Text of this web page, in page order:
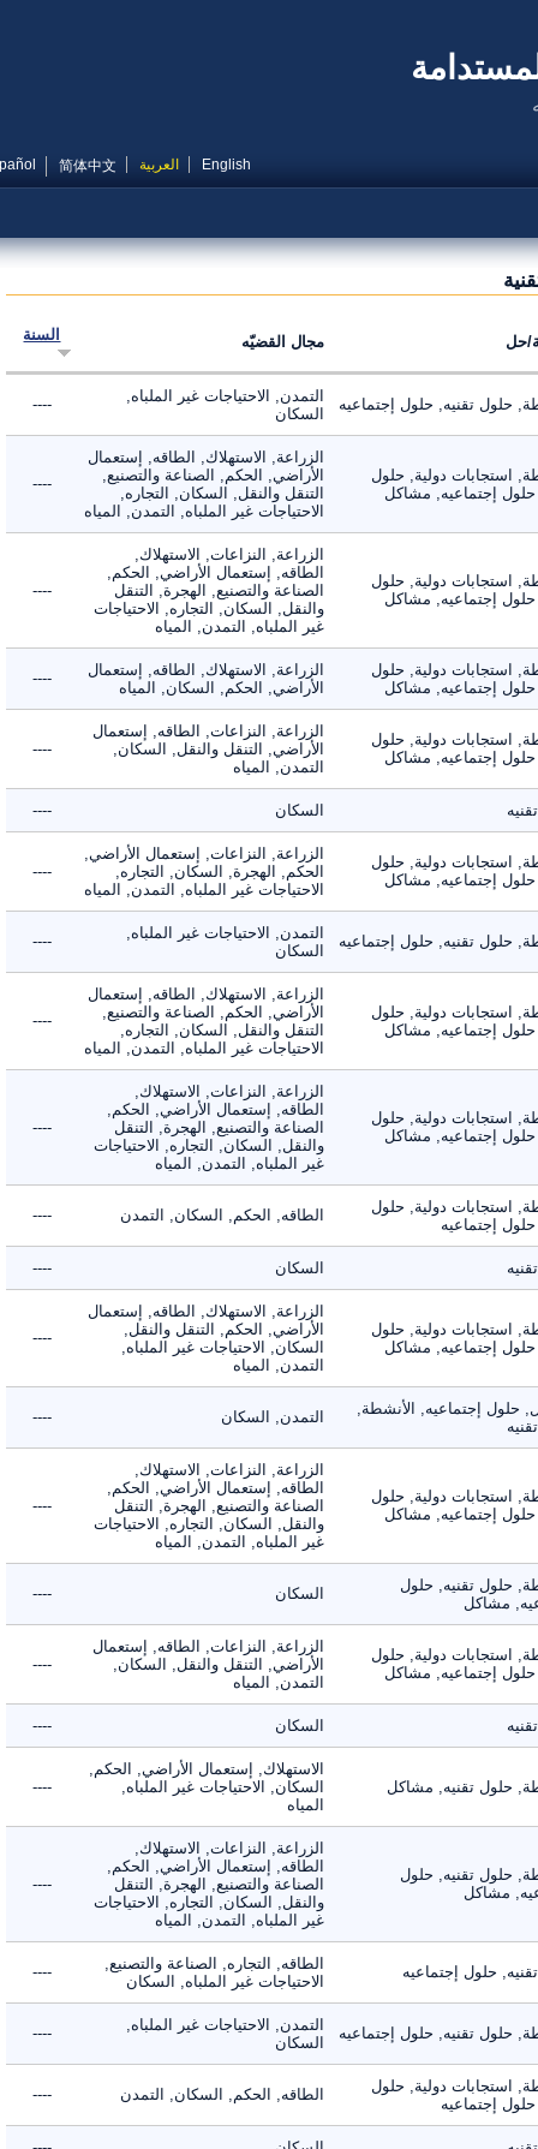
English العربية 简体中文
Español
مجال القضيّه السنة
حلول تقنيه, حلول إجتماعيه
التمدن, الاحتياجات غير الملباه,
السكان
----
استجابات دولية, حلول
إجتماعيه, مشاكل
الزراعة, الاستهلاك, الطاقه, إستعمال
الأراضي, الحكم, الصناعة والتصنيع,
التنقل والنقل, السكان, التجاره,
الاحتياجات غير الملباه, التمدن, المياه
----
استجابات دولية, حلول
إجتماعيه, مشاكل
الزراعة, النزاعات, الاستهلاك,
الطاقه, إستعمال الأراضي, الحكم,
الصناعة والتصنيع, الهجرة, التنقل
والنقل, السكان, التجاره, الاحتياجات
غير الملباه, التمدن, المياه
----
استجابات دولية, حلول
إجتماعيه, مشاكل
الزراعة, الاستهلاك, الطاقه, إستعمال
الأراضي, الحكم, السكان, المياه
----
استجابات دولية, حلول
إجتماعيه, مشاكل
الزراعة, النزاعات, الطاقه, إستعمال
الأراضي, التنقل والنقل, السكان,
التمدن, المياه
----
السكان ----
استجابات دولية, حلول
إجتماعيه, مشاكل
الزراعة, النزاعات, إستعمال الأراضي,
الحكم, الهجرة, السكان, التجاره,
الاحتياجات غير الملباه, التمدن, المياه
----
حلول تقنيه, حلول إجتماعيه
التمدن, الاحتياجات غير الملباه,
السكان
----
استجابات دولية, حلول
إجتماعيه, مشاكل
الزراعة, الاستهلاك, الطاقه, إستعمال
الأراضي, الحكم, الصناعة والتصنيع,
التنقل والنقل, السكان, التجاره,
الاحتياجات غير الملباه, التمدن, المياه
----
استجابات دولية, حلول
إجتماعيه, مشاكل
الزراعة, النزاعات, الاستهلاك,
الطاقه, إستعمال الأراضي, الحكم,
الصناعة والتصنيع, الهجرة, التنقل
والنقل, السكان, التجاره, الاحتياجات
غير الملباه, التمدن, المياه
----
استجابات دولية, حلول
إجتماعيه
الطاقه, الحكم, السكان, التمدن ----
السكان ----
استجابات دولية, حلول
إجتماعيه, مشاكل
الزراعة, الاستهلاك, الطاقه, إستعمال
الأراضي, الحكم, التنقل والنقل,
السكان, الاحتياجات غير الملباه,
التمدن, المياه
----
إجتماعيه, الأنشطة,
التمدن, السكان ----
استجابات دولية, حلول
إجتماعيه, مشاكل
الزراعة, النزاعات, الاستهلاك,
الطاقه, إستعمال الأراضي, الحكم,
الصناعة والتصنيع, الهجرة, التنقل
والنقل, السكان, التجاره, الاحتياجات
غير الملباه, التمدن, المياه
----
حلول تقنيه, حلول
مشاكل
السكان ----
استجابات دولية, حلول
إجتماعيه, مشاكل
الزراعة, النزاعات, الطاقه, إستعمال
الأراضي, التنقل والنقل, السكان,
التمدن, المياه
----
السكان ----
حلول تقنيه, مشاكل
الاستهلاك, إستعمال الأراضي, الحكم,
السكان, الاحتياجات غير الملباه,
المياه
----
حلول تقنيه, حلول
مشاكل
الزراعة, النزاعات, الاستهلاك,
الطاقه, إستعمال الأراضي, الحكم,
الصناعة والتصنيع, الهجرة, التنقل
والنقل, السكان, التجاره, الاحتياجات
غير الملباه, التمدن, المياه
----
حلول إجتماعيه
الطاقه, التجاره, الصناعة والتصنيع,
الاحتياجات غير الملباه, السكان
----
حلول تقنيه, حلول إجتماعيه
التمدن, الاحتياجات غير الملباه,
السكان
----
استجابات دولية, حلول
إجتماعيه
الطاقه, الحكم, السكان, التمدن ----